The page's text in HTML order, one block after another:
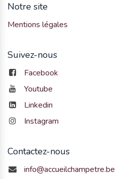
Notre site
Mentions légales
Suivez-nous
Facebook
Youtube
Linkedin
Instagram
Contactez-nous
info@accueilchampetre.be